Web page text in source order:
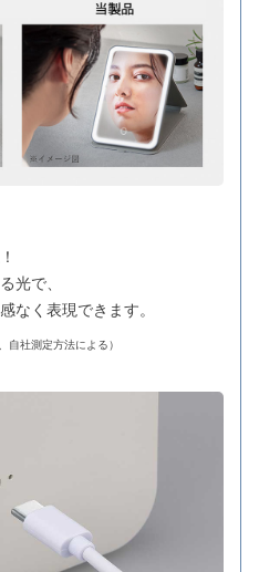
光で、
なく表現できます。
自社測定方法による）